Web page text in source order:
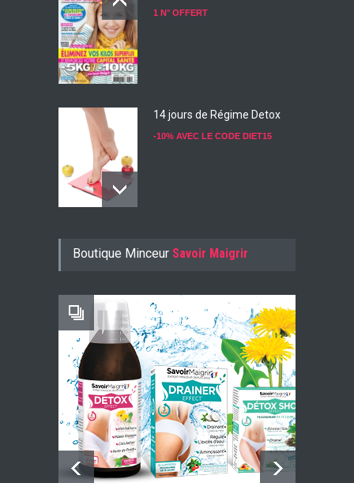
1 N° OFFERT
14 jours de Régime Detox
-10% AVEC LE CODE DIET15
-10% AVEC LE CODE KONJ10
Faites Votre Bilan Minceur
GRATUIT
Boutique Minceur Savoir Maigrir